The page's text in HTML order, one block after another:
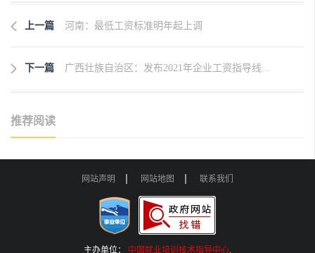
上一篇 河南：最低工资标准明年起上调
下一篇 广西壮族自治区：发布2021年企业工资指导线...
推荐阅读
网站声明 网站地图 联系我们
主办单位： 中国就业培训技术指导中心.